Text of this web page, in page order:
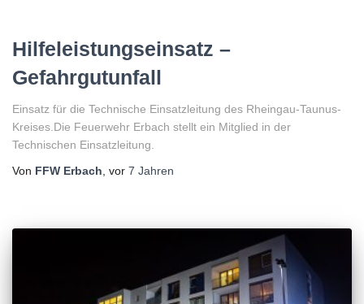
Hilfeleistungseinsatz –
Gefahrgutunfall
Einsatz für die Technische Einsatzleitung des Rheingau-Taunus-
Kreises.Die Feuerwehr Erbach stellt ein Mitglied in der
Technischen Einsatzleitung.
Von FFW Erbach , vor 7 Jahren